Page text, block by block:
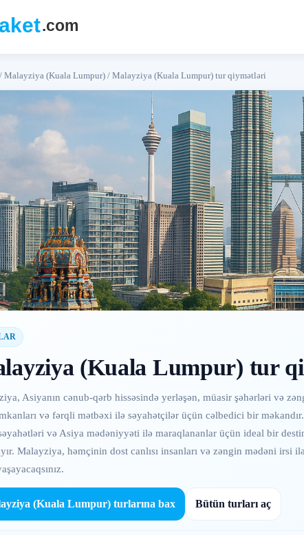
/ Malayziya (Kuala Lumpur) / Malayziya (Kuala Lumpur) tur qiymətləri
(Kuala Lumpur) tur
Asiyanın cənub-qərb hissəsində yerləşən, müasir şəhərləri və
və fərqli mətbəxi ilə səyahətçilər üçün cəlbedici bir
və Asiya mədəniyyəti ilə maraqlananlar üçün ideal bir
Malayziya, həmçinin dost canlısı insanları və zəngin mədəni
(Kuala Lumpur) turlarına bax Bütün turları aç